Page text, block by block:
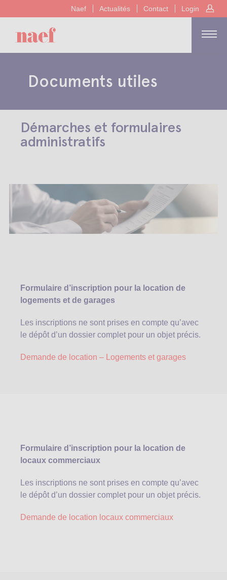
Naef Actualités Contact Login
Documents utiles
Démarches et formulaires
administratifs
Formulaire d’inscription pour la location de
logements et de garages
Les inscriptions ne sont prises en compte qu’avec
le dépôt d’un dossier complet pour un objet précis.
Demande de location – Logements et garages
Formulaire d’inscription pour la location de
locaux commerciaux
Les inscriptions ne sont prises en compte qu’avec
le dépôt d’un dossier complet pour un objet précis.
Demande de location locaux commerciaux